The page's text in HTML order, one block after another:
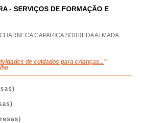
- SERVIÇOS DE FORMAÇÃO E
CAPARICA SOBREDA ALMADA,
de cuidados para crianças..."